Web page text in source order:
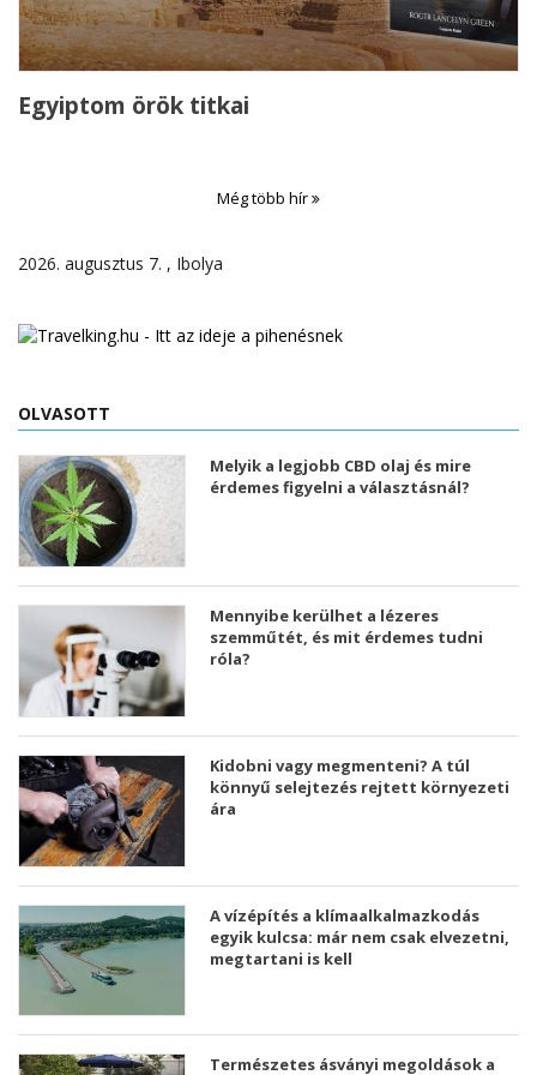
Egyiptom örök titkai
Még több hír
2026. augusztus 7. , Ibolya
OLVASOTT
Melyik a legjobb CBD olaj és mire
érdemes figyelni a választásnál?
Mennyibe kerülhet a lézeres
szemműtét, és mit érdemes tudni
róla?
Kidobni vagy megmenteni? A túl
könnyű selejtezés rejtett környezeti
ára
A vízépítés a klímaalkalmazkodás
egyik kulcsa: már nem csak elvezetni,
megtartani is kell
Természetes ásványi megoldások a